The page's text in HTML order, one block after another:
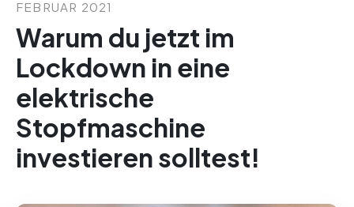
FEBRUAR 2021
Warum du jetzt im
Lockdown in eine
elektrische
Stopfmaschine
investieren solltest!